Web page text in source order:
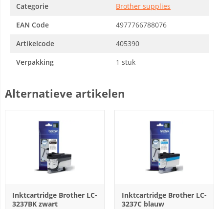
Categorie
Brother supplies
EAN Code
4977766788076
Artikelcode
405390
Verpakking
1 stuk
Alternatieve artikelen
Inktcartridge Brother LC-
3237BK zwart
Inktcartridge Brother LC-
3237C blauw